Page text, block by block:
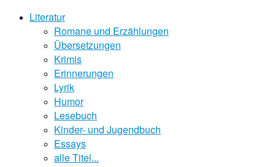
Literatur
Romane und Erzählungen
Übersetzungen
Krimis
Erinnerungen
Lyrik
Humor
Lesebuch
Kinder- und Jugendbuch
Essays
alle Titel...